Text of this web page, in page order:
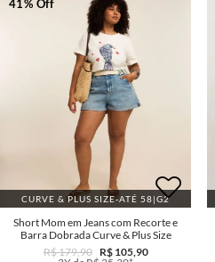
CURVE & PLUS SIZE-ATÉ 58|G2
41% Off
Short Mom em Jeans com Recorte e
Barra Dobrada Curve & Plus Size
R$ 179,90
R$ 105,90